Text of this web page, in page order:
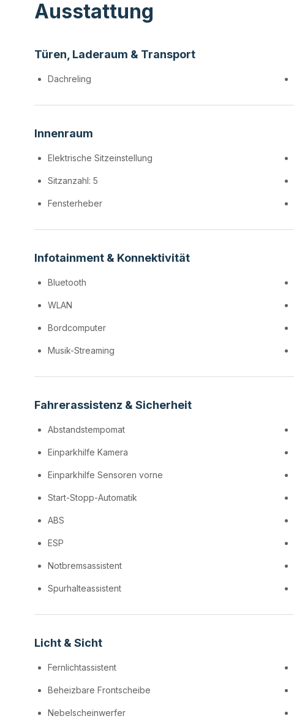
Ausstattung
Türen, Laderaum & Transport
Dachreling
Innenraum
Elektrische Sitzeinstellung
Sitzanzahl: 5
Fensterheber
Infotainment & Konnektivität
Bluetooth
WLAN
Bordcomputer
Musik-Streaming
Fahrerassistenz & Sicherheit
Abstandstempomat
Einparkhilfe Kamera
Einparkhilfe Sensoren vorne
Start-Stopp-Automatik
ABS
ESP
Notbremsassistent
Spurhalteassistent
Licht & Sicht
Fernlichtassistent
Beheizbare Frontscheibe
Nebelscheinwerfer